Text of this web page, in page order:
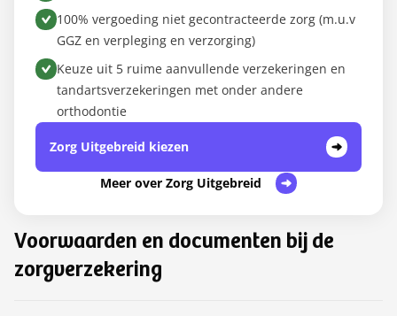
100% vergoeding niet gecontracteerde zorg (m.u.v
GGZ en verpleging en verzorging)
Keuze uit 5 ruime aanvullende verzekeringen en
tandartsverzekeringen met onder andere
orthodontie
Zorg Uitgebreid kiezen
Meer over Zorg Uitgebreid
Voorwaarden en documenten bij de
zorgverzekering